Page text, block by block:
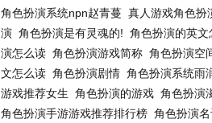
角色扮演系统npn赵青蔓 真人游戏角色扮
演 角色扮演是有灵魂的! 角色扮演的英文
演怎么读 角色扮演游戏简称 角色扮演空
文怎么读 角色扮演剧情 角色扮演系统雨
游戏推荐女生 角色扮演的游戏 角色扮演
角色扮演手游游戏推荐排行榜 角色扮演